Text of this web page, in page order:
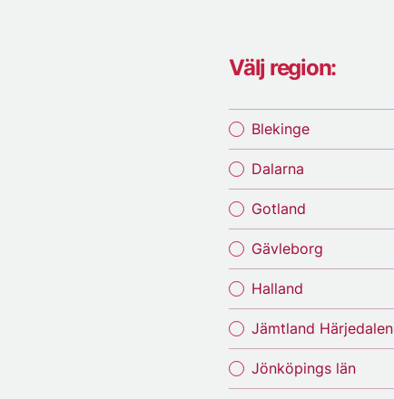
Välj region:
Blekinge
Dalarna
Gotland
Gävleborg
Halland
Jämtland Härjedalen
Jönköpings län